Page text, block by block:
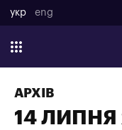
укр eng
АРХІВ
14 ЛИПНЯ